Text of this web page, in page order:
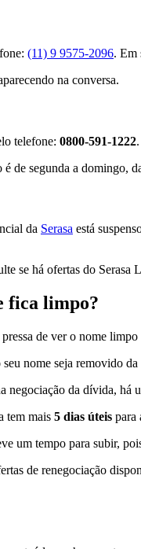
(11) 9 9575-2096. Em
na conversa.
telefone: 0800-591-1222
de segunda a domingo,
da Serasa está
se há ofertas do
fica limpo?
pressa de ver o nome
nome seja removido
negociação da dívida, há
tem mais 5 dias úteis para
um tempo para subir,
de renegociação